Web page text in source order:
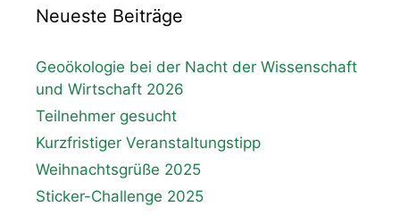
Neueste Beiträge
Geoökologie bei der Nacht der Wissenschaft
und Wirtschaft 2026
Teilnehmer gesucht
Kurzfristiger Veranstaltungstipp
Weihnachtsgrüße 2025
Sticker-Challenge 2025